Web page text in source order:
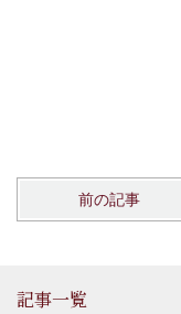
前の記事
記事一覧